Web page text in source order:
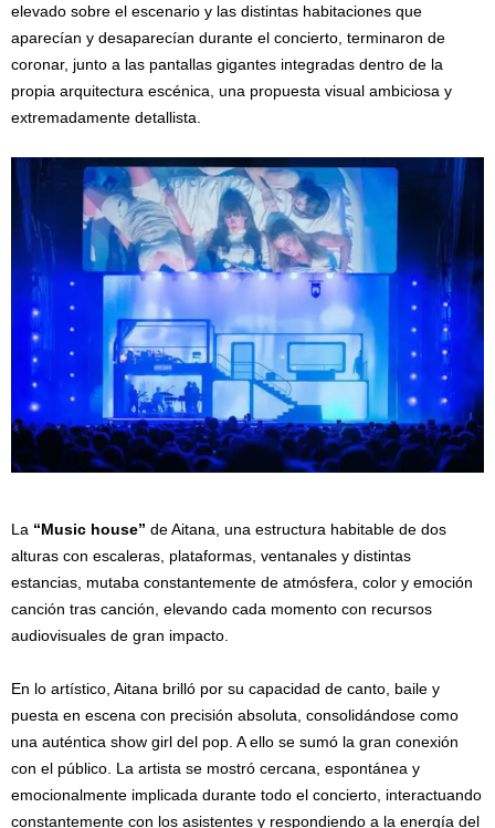
elevado sobre el escenario y las distintas habitaciones que
aparecían y desaparecían durante el concierto, terminaron de
coronar, junto a las pantallas gigantes integradas dentro de la
propia arquitectura escénica, una propuesta visual ambiciosa y
extremadamente detallista.
La “Music house” de Aitana, una estructura habitable de dos
alturas con escaleras, plataformas, ventanales y distintas
estancias, mutaba constantemente de atmósfera, color y emoción
canción tras canción, elevando cada momento con recursos
audiovisuales de gran impacto.
En lo artístico, Aitana brilló por su capacidad de canto, baile y
puesta en escena con precisión absoluta, consolidándose como
una auténtica show girl del pop. A ello se sumó la gran conexión
con el público. La artista se mostró cercana, espontánea y
emocionalmente implicada durante todo el concierto, interactuando
constantemente con los asistentes y respondiendo a la energía del